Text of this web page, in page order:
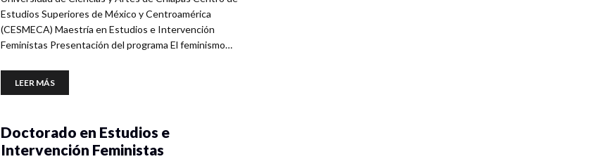
Estudios Superiores de México y Centroamérica
(CESMECA) Maestría en Estudios e Intervención
Feministas Presentación del programa El feminismo…
LEER MÁS
Doctorado en Estudios e
Intervención Feministas